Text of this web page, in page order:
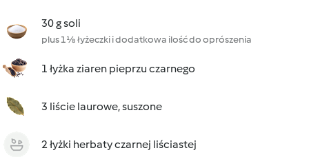
30 g soli
plus 1⅛ łyżeczki i dodatkowa ilość do oprószenia
1 łyżka ziaren pieprzu czarnego
3 liście laurowe, suszone
2 łyżki herbaty czarnej liściastej